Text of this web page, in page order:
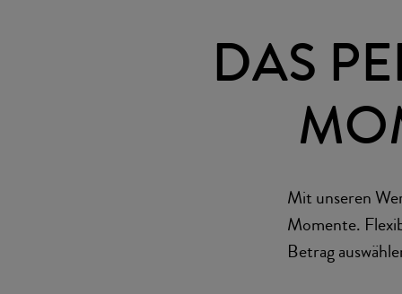
DAS
Mit unseren
Momente.
Betrag